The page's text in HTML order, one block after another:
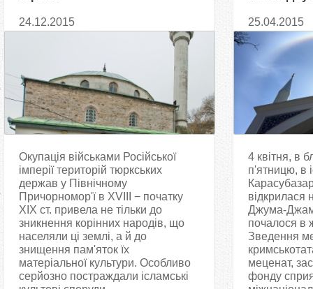
24.12.2015
Окупація військами Російської
імперії територій тюркських
держав у Північному
Причорномор'ї в XVIII − початку
XIX ст. привела не тільки до
зникнення корінних народів, що
населяли ці землі, а й до
знищення пам'яток їх
матеріальної культури. Особливо
серйозно постраждали ісламські
25.04.2015
4 квітня, в
п'ятницю, в
відкрилася
Джума-
почалося в
Зведення
меценат,
фонду